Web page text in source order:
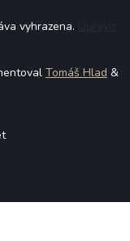
vyhrazena.
Tomáš Hlad &